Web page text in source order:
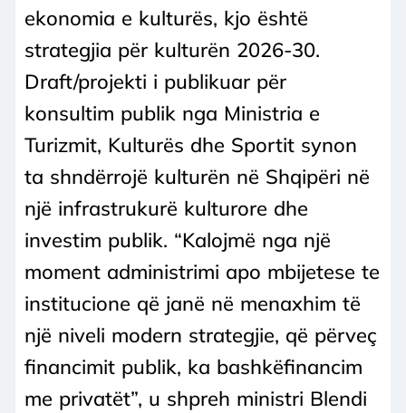
ekonomia e kulturës, kjo është
strategjia për kulturën 2026-30.
Draft/projekti i publikuar për
konsultim publik nga Ministria e
Turizmit, Kulturës dhe Sportit synon
ta shndërrojë kulturën në Shqipëri në
një infrastrukurë kulturore dhe
investim publik. “Kalojmë nga një
moment administrimi apo mbijetese te
institucione që janë në menaxhim të
një niveli modern strategjie, që përveç
financimit publik, ka bashkëfinancim
me privatët”, u shpreh ministri Blendi